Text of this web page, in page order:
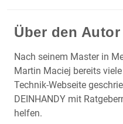
Über den Autor
Nach seinem Master in
Martin Maciej bereits
Technik-Webseite
DEINHANDY mit
helfen.